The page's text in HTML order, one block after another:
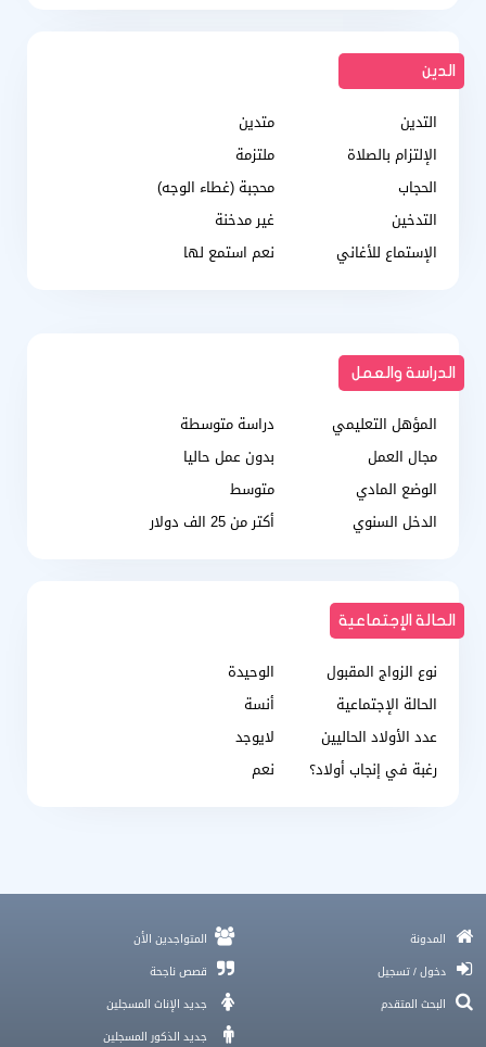
الدين
التدين
متدين
الإلتزام بالصلاة
ملتزمة
الحجاب
محجبة (غطاء الوجه)
التدخين
غير مدخنة
الإستماع للأغاني
نعم استمع لها
الدراسة والعمل
المؤهل التعليمي
دراسة متوسطة
مجال العمل
بدون عمل حاليا
الوضع المادي
متوسط
الدخل السنوي
أكتر من 25 الف دولار
الحالة الإجتماعية
نوع الزواج المقبول
الوحيدة
الحالة الإجتماعية
أنسة
عدد الأولاد الحاليين
لايوجد
رغبة في إنجاب أولاد؟
نعم
صوت القلب الحائر و حكايات البحث عن الزواج في زمننا
المدونة
دخول / تسجيل
البحث المتقدم
المتواجدين الأن
قصص ناجحة
جديد الإناث المسجلين
جديد الذكور المسجلين